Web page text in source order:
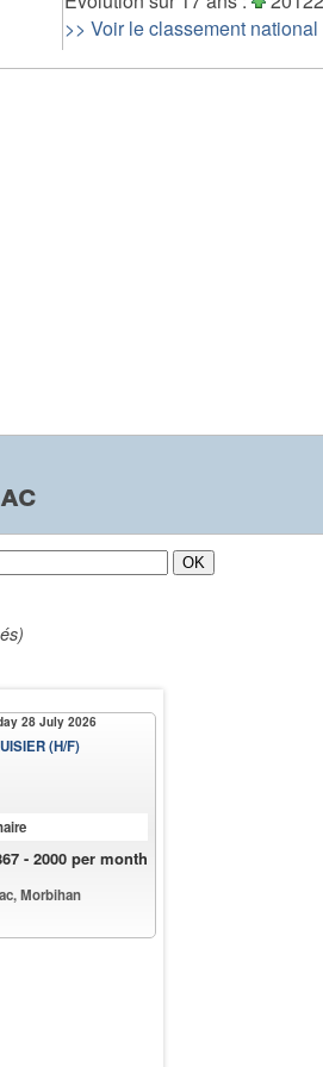
>> Voir le classement national
28 July 2026
(H/F)
- 2000 per month
Morbihan